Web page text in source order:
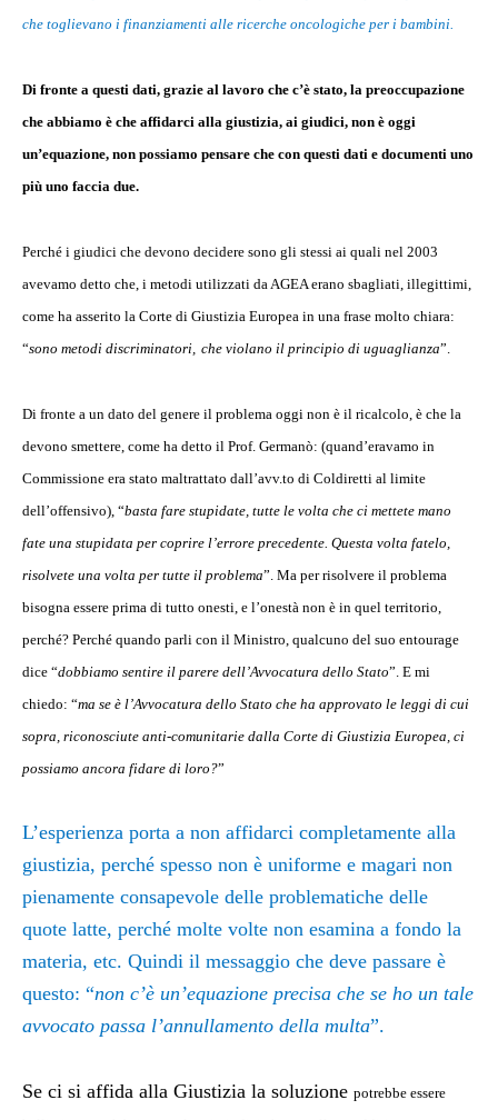
che toglievano i finanziamenti alle ricerche oncologiche per i bambini.
Di fronte a questi dati, grazie al lavoro che c’è stato, la preoccupazione
che abbiamo è che affidarci alla giustizia, ai giudici, non è oggi
un’equazione, non possiamo pensare che con questi dati e documenti uno
più uno faccia due.
Perché i giudici che devono decidere sono gli stessi ai quali nel 2003
avevamo detto che, i metodi utilizzati da AGEA erano sbagliati, illegittimi,
come ha asserito la Corte di Giustizia Europea in una frase molto chiara:
“sono metodi discriminatori, che violano il principio di uguaglianza”.
Di fronte a un dato del genere il problema oggi non è il ricalcolo, è che la
devono smettere, come ha detto il Prof. Germanò: (quand’eravamo in
Commissione era stato maltrattato dall’avv.to di Coldiretti al limite
dell’offensivo), “basta fare stupidate, tutte le volta che ci mettete mano
fate una stupidata per coprire l’errore precedente. Questa volta fatelo,
risolvete una volta per tutte il problema”. Ma per risolvere il problema
bisogna essere prima di tutto onesti, e l’onestà non è in quel territorio,
perché? Perché quando parli con il Ministro, qualcuno del suo entourage
dice “dobbiamo sentire il parere dell’Avvocatura dello Stato”. E mi
chiedo: “ma se è l’Avvocatura dello Stato che ha approvato le leggi di cui
sopra, riconosciute anti-comunitarie dalla Corte di Giustizia Europea, ci
possiamo ancora fidare di loro?”
L’esperienza porta a non affidarci completamente alla
giustizia, perché spesso non è uniforme e magari non
pienamente consapevole delle problematiche delle
quote latte, perché molte volte non esamina a fondo la
materia, etc. Quindi il messaggio che deve passare è
questo: “non c’è un’equazione precisa che se ho un tale
avvocato passa l’annullamento della multa”.
Se ci si affida alla Giustizia la soluzione potrebbe essere